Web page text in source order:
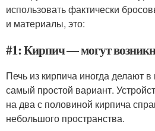
использовать фактически
и материалы, это:
#1: Кирпич — могут
Печь из кирпича иногда делают
самый простой вариант.
на два с половиной кирпича
небольшого пространства.